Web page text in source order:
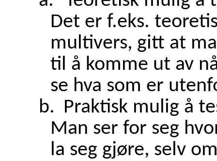
Det er f.eks.
multivers, gitt at
til å komme ut av
se hva som er
b. Praktisk mulig å
Man ser for seg
la seg gjøre, selv